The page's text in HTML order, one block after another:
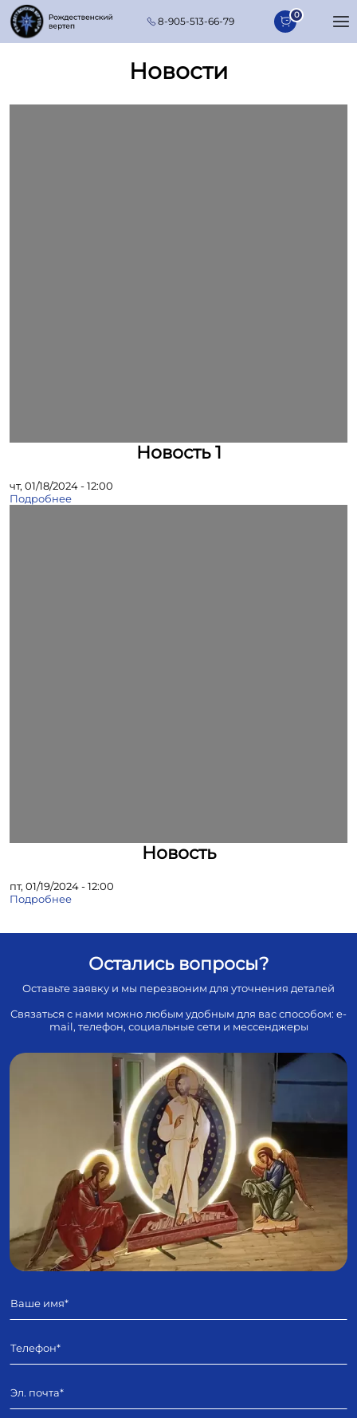
Перейти к основному содержанию
8-905-513-66-79
0
Новости
Новость 1
чт, 01/18/2024 - 12:00
Подробнее
Новость
пт, 01/19/2024 - 12:00
Подробнее
Остались вопросы?
Оставьте заявку и мы перезвоним для уточнения деталей
Связаться с нами можно любым удобным для вас способом: e-
mail, телефон, социальные сети и мессенджеры